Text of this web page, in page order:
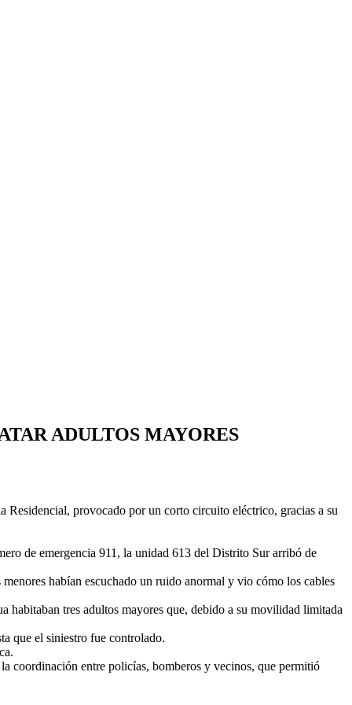
ADULTOS MAYORES
provocado por un corto circuito eléctrico, gracias a su
de emergencia 911, la unidad 613 del Distrito Sur arribó de
habían escuchado un ruido anormal y vio cómo los cables
habitaban tres adultos mayores que, debido a su movilidad limitada
que el siniestro fue controlado.
coordinación entre policías, bomberos y vecinos, que permitió